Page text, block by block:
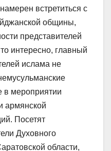
встретиться с
общины,
представителей
интересно, главный
ислама не
в мероприятии
армянской
Посетят
Духовного
области,